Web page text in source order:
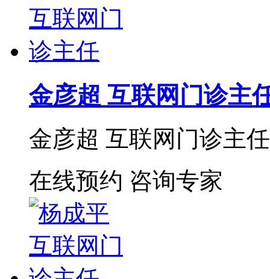
金彦超 互联网门诊主
金彦超 互联网门诊主
在线预约 咨询专家